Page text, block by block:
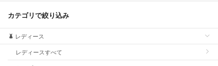
カテゴリで絞り込み
レディース
レディースすべて